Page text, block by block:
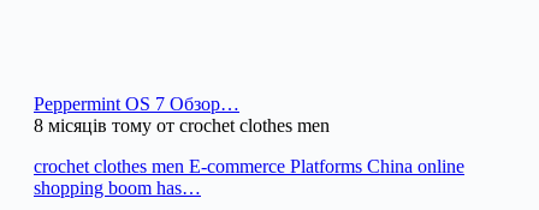
Peppermint OS 7 Обзор…
8 місяців тому от crochet clothes men
crochet clothes men E-commerce Platforms China online
shopping boom has…